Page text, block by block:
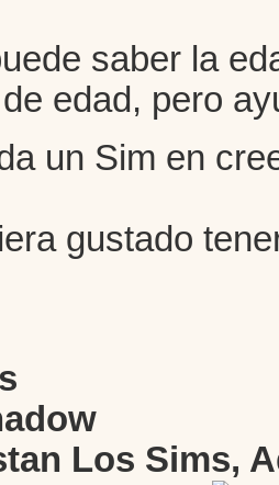
saber la
edad, pero
un Sim en
gustado
Los Sims,